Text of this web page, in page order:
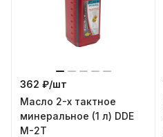
362 ₽/шт
Масло 2-х тактное
минеральное (1 л) DDE
M-2T